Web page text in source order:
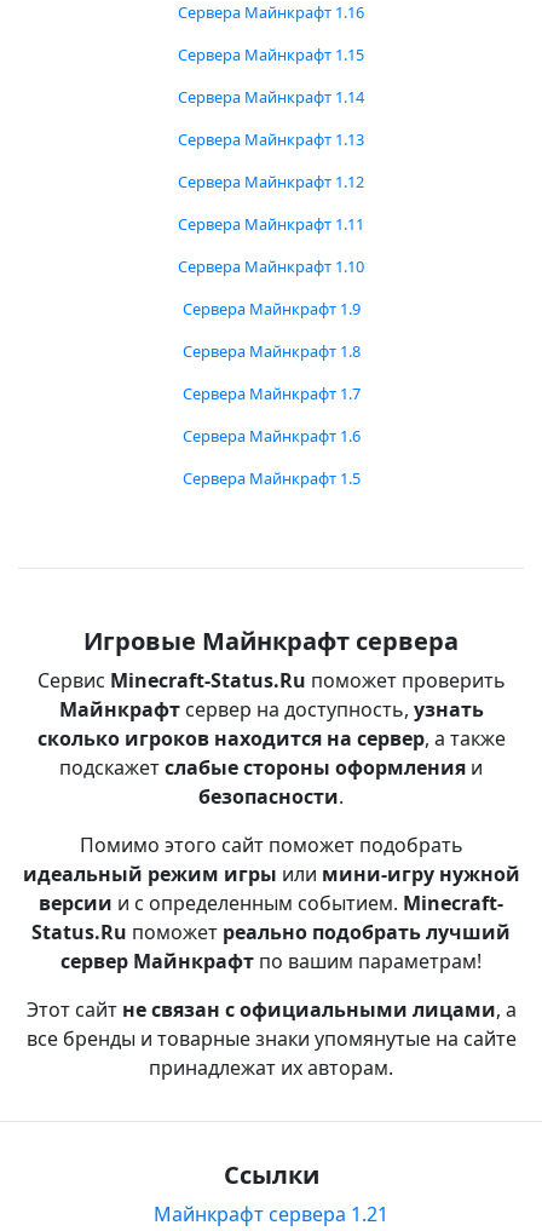
Сервера Майнкрафт 1.16
Сервера Майнкрафт 1.15
Сервера Майнкрафт 1.14
Сервера Майнкрафт 1.13
Сервера Майнкрафт 1.12
Сервера Майнкрафт 1.11
Сервера Майнкрафт 1.10
Сервера Майнкрафт 1.9
Сервера Майнкрафт 1.8
Сервера Майнкрафт 1.7
Сервера Майнкрафт 1.6
Сервера Майнкрафт 1.5
Игровые Майнкрафт сервера
Сервис Minecraft-Status.Ru поможет проверить
Майнкрафтсервер на доступность, узнать
сколько игроков находится на сервер, а также
подскажетслабые стороны оформления и
безопасности.
Помимо этого сайт поможет подобрать
идеальный режим игры или мини-игру нужной
версии и с определенным событием. Minecraft-
Status.Ru поможет реально подобрать лучший
сервер Майнкрафт по вашим параметрам!
Этот сайт не связан с официальными лицами, а
все бренды и товарные знаки упомянутые на сайте
принадлежат их авторам.
Ссылки
Майнкрафт сервера 1.21